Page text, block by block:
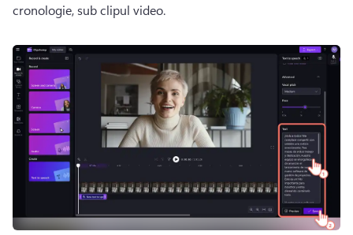
cronologie, sub clipul video.